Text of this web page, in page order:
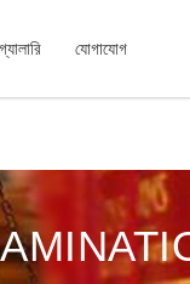
যোগাযোগ